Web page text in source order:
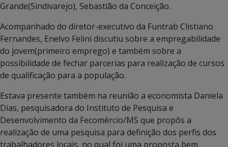
Grande(Sindivarejo), Sebastião da Conceição.
Acompanhado do diretor-executivo da Funtrab Clistiano
Fernandes, Enelvo Felini discutiu sobre a empregabilidade
do jovem(primeiro emprego) e também sobre a
possibilidade de fechar parcerias para realização de cursos
de qualificação para a população.
Estava presente também na reunião a economista Daniela
Dias, pesquisadora do Instituto de Pesquisa e
Desenvolvimento da Fecomércio/MS que propôs a
realização de uma pesquisa para definição dos perfis dos
trabalhadores locais, no qual foi uma proposta bem